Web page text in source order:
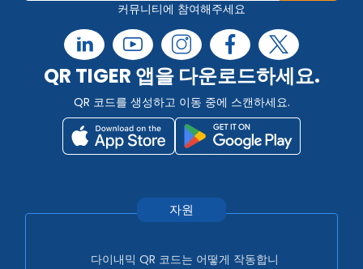
커뮤니티에 참여해주세요
QR TIGER 앱을 다운로드하세요.
QR 코드를 생성하고 이동 중에 스캔하세요.
자원
다이내믹 QR 코드는 어떻게 작동합니